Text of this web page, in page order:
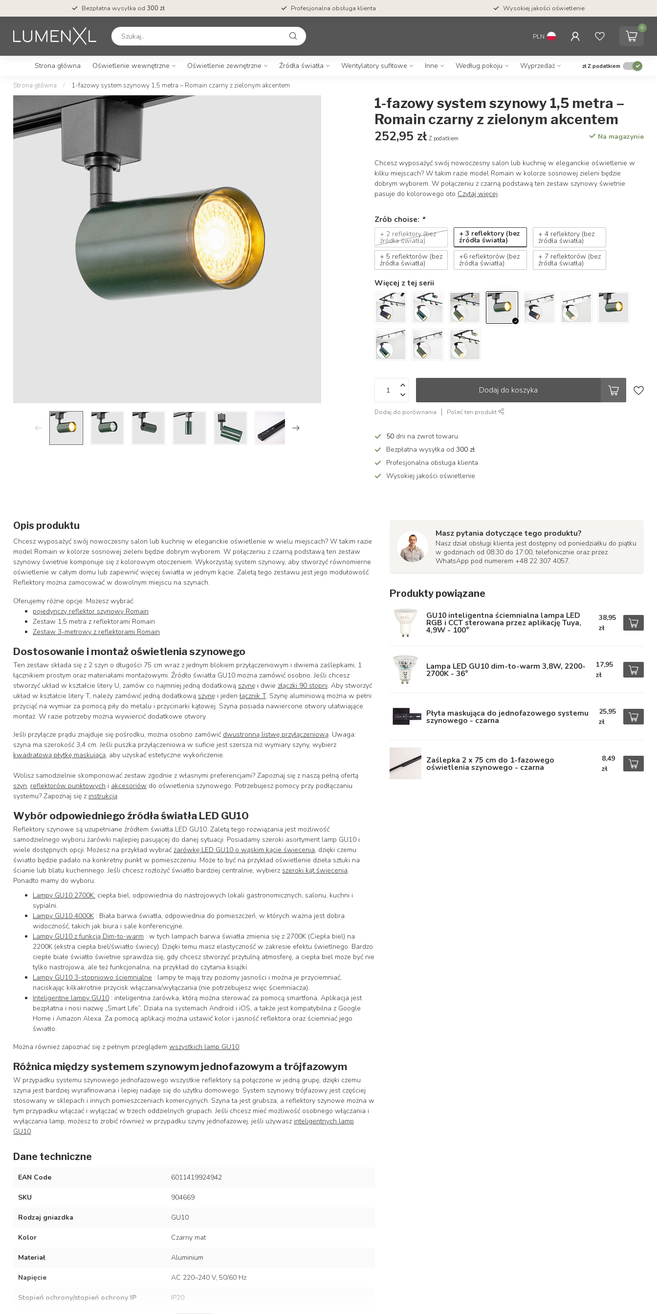
Bezpłatna wysyłka od 300 zł Profesjonalna obsługa klienta Wysokiej jakości oświetlenie
PLN
0
Strona główna Oświetlenie wewnętrzne Oświetlenie zewnętrzne Źródła światła Wentylatory sufitowe Inne Według pokoju Wyprzedaż złZ podatkiem
Strona główna / 1-fazowy system szynowy 1,5 metra – Romain czarny z zielonym akcentem
1-fazowy system szynowy 1,5 metra –
Romain czarny z zielonym akcentem
252,95 zł Z podatkiem Na magazynie
Chcesz wyposażyć swój nowoczesny salon lub kuchnię w eleganckie oświetlenie w
kilku miejscach? W takim razie model Romain w kolorze sosnowej zieleni będzie
dobrym wyborem. W połączeniu z czarną podstawą ten zestaw szynowy świetnie
pasuje do kolorowego oto Czytaj więcej.
Zrób choise: *
+ 2 reflektory (bez
źródła światła)
+ 3 reflektory (bez
źródła światła)
+ 4 reflektory (bez
źródła światła)
+ 5 reflektorów (bez
źródła światła)
+6 reflektorów (bez
źródła światła)
+ 7 reflektorów (bez
źródła światła)
Więcej z tej serii
Dodaj do koszyka
Dodaj do porównania Poleć ten produkt
50 dni na zwrot towaru
Bezpłatna wysyłka od300 zł
Profesjonalna obsługa klienta
Wysokiej jakości oświetlenie
Opis produktu
Chcesz wyposażyć swój nowoczesny salon lub kuchnię w eleganckie oświetlenie w wielu miejscach? W takim razie
model Romain w kolorze sosnowej zieleni będzie dobrym wyborem. W połączeniu z czarną podstawą ten zestaw
szynowy świetnie komponuje się z kolorowym otoczeniem. Wykorzystaj system szynowy, aby stworzyć równomierne
oświetlenie w całym domu lub zapewnić więcej światła w jednym kącie. Zaletą tego zestawu jest jego modułowość.
Reflektory można zamocować w dowolnym miejscu na szynach.
Oferujemy różne opcje. Możesz wybrać:
pojedynczy reflektor szynowy Romain
Zestaw 1,5 metra z reflektorami Romain
Zestaw 3-metrowy z reflektorami Romain
Dostosowanie i montaż oświetlenia szynowego
Ten zestaw składa się z 2 szyn o długości 75 cm wraz z jednym blokiem przyłączeniowym i dwiema zaślepkami, 1
łącznikiem prostym oraz materiałami montażowymi. Źródło światła GU10 można zamówić osobno. Jeśli chcesz
stworzyć układ w kształcie litery U, zamów co najmniej jedną dodatkową szynę i dwie złączki 90 stopni. Aby stworzyć
układ w kształcie litery T, należy zamówić jedną dodatkową szynę i jeden łącznik T. Szynę aluminiową można w pełni
przyciąć na wymiar za pomocą piły do metalu i przycinarki kątowej. Szyna posiada nawiercone otwory ułatwiające
montaż. W razie potrzeby można wywiercić dodatkowe otwory.
Jeśli przyłącze prądu znajduje się pośrodku, można osobno zamówić dwustronną listwę przyłączeniową. Uwaga:
szyna ma szerokość 3,4 cm. Jeśli puszka przyłączeniowa w suficie jest szersza niż wymiary szyny, wybierz
kwadratową płytkę maskującą, aby uzyskać estetyczne wykończenie.
Wolisz samodzielnie skomponować zestaw zgodnie z własnymi preferencjami? Zapoznaj się z naszą pełną ofertą
szyn, reflektorów punktowych i akcesoriów do oświetlenia szynowego. Potrzebujesz pomocy przy podłączaniu
systemu? Zapoznaj się z instrukcją.
Wybór odpowiedniego źródła światła LED GU10
Reflektory szynowe są uzupełniane źródłem światła LED GU10. Zaletą tego rozwiązania jest możliwość
samodzielnego wyboru żarówki najlepiej pasującej do danej sytuacji. Posiadamy szeroki asortyment lamp GU10 i
wiele dostępnych opcji. Możesz na przykład wybrać żarówkę LED GU10 o wąskim kącie świecenia, dzięki czemu
światło będzie padało na konkretny punkt w pomieszczeniu. Może to być na przykład oświetlenie dzieła sztuki na
ścianie lub blatu kuchennego. Jeśli chcesz rozłożyć światło bardziej centralnie, wybierz szeroki kąt świecenia.
Ponadto mamy do wyboru:
Lampy GU10 2700K: ciepła biel, odpowiednia do nastrojowych lokali gastronomicznych, salonu, kuchni i
sypialni.
Lampy GU10 4000K : Biała barwa światła, odpowiednia do pomieszczeń, w których ważna jest dobra
widoczność, takich jak biura i sale konferencyjne.
Lampy GU10 z funkcją Dim-to-warm : w tych lampach barwa światła zmienia się z 2700K (Ciepła biel) na
2200K (ekstra ciepła biel/światło świecy). Dzięki temu masz elastyczność w zakresie efektu świetlnego. Bardzo
ciepłe białe światło świetnie sprawdza się, gdy chcesz stworzyć przytulną atmosferę, a ciepła biel może być nie
tylko nastrojowa, ale też funkcjonalna, na przykład do czytania książki.
Lampy GU10 3-stopniowo ściemnialne : lampy te mają trzy poziomy jasności i można je przyciemniać,
naciskając kilkakrotnie przycisk włączania/wyłączania (nie potrzebujesz więc ściemniacza).
Inteligentne lampy GU10 : inteligentna żarówka, którą można sterować za pomocą smartfona. Aplikacja jest
bezpłatna i nosi nazwę „Smart Life”. Działa na systemach Android i iOS, a także jest kompatybilna z Google
Home i Amazon Alexa. Za pomocą aplikacji można ustawić kolor i jasność reflektora oraz ściemniać jego
światło.
Można również zapoznać się z pełnym przeglądem wszystkich lamp GU10.
Różnica między systemem szynowym jednofazowym a trójfazowym
W przypadku systemu szynowego jednofazowego wszystkie reflektory są połączone w jedną grupę, dzięki czemu
szyna jest bardziej wyrafinowana i lepiej nadaje się do użytku domowego. System szynowy trójfazowy jest częściej
stosowany w sklepach i innych pomieszczeniach komercyjnych. Szyna ta jest grubsza, a reflektory szynowe można w
tym przypadku włączać i wyłączać w trzech oddzielnych grupach. Jeśli chcesz mieć możliwość osobnego włączania i
wyłączania lamp, możesz to zrobić również w przypadku szyny jednofazowej, jeśli używasz inteligentnych lamp
GU10.
Dane techniczne
EAN Code 6011419924942
SKU 904669
Rodzaj gniazdka GU10
Kolor Czarny mat
Materiał Aluminium
Napięcie AC 220–240 V, 50/60 Hz
Stopień ochrony/stopień ochrony IP IP20
Masz pytania dotyczące tego produktu?
Nasz dział obsługi klienta jest dostępny od poniedziałku do piątku
w godzinach od 08:30 do 17:00, telefonicznie oraz przez
WhatsApp pod numerem +48 22 307 4057.
Produkty powiązane
GU10 inteligentna ściemnialna lampa LED
RGB i CCT sterowana przez aplikację Tuya,
4,9W - 100°
38,95
zł
Lampa LED GU10 dim-to-warm 3,8W, 2200-
2700K - 36°
17,95
zł
Płyta maskująca do jednofazowego systemu
szynowego - czarna
25,95
zł
Zaślepka 2 x 75 cm do 1-fazowego
oświetlenia szynowego - czarna
8,49
zł